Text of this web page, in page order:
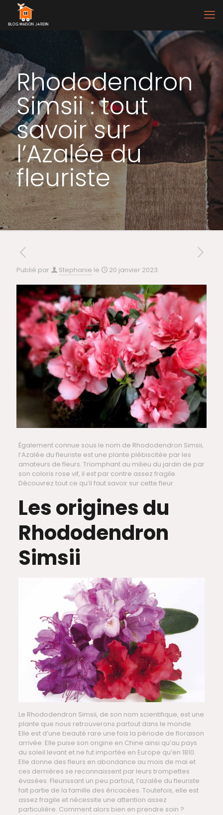
Rhododendron
Simsii : tout
savoir sur
l’Azalée du
fleuriste
Publié par Stephanie le 20 janvier 2023
Également connue sous le nom de Rhododendron Simsii,
l’Azalée du fleuriste est une plante plébiscitée par les
amateurs de fleurs. Triomphant au milieu du jardin de par
son coloris rose vif, il est par contre assez fragile.
Découvrez tout ce qu’il faut savoir sur cette fleur.
Les origines du
Rhododendron
Simsii
Le Rhododendron Simsii, de son nom scientifique, est une
plante que nous retrouverons partout dans le monde.
Elle est d’une beauté rare une fois la période de floraison
arrivée. Elle puise son origine en Chine ainsi qu’au pays
du soleil levant et ne fut importée en Europe qu’en 1810.
Elle donne des fleurs en abondance au mois de mai et
ces dernières se reconnaissent par leurs trompettes
évasées. Fleurissant un peu partout, l’azalée du fleuriste
fait partie de la famille des éricacées. Toutefois, elle est
assez fragile et nécessite une attention assez
particulière. Comment alors bien en prendre soin ?